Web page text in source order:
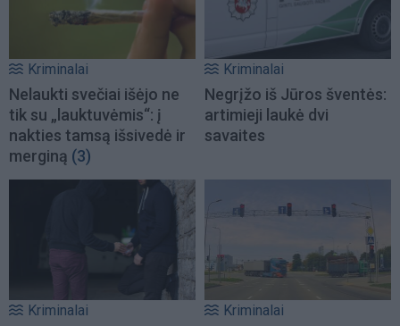
Kriminalai
Nelaukti svečiai išėjo ne
tik su „lauktuvėmis“: į
nakties tamsą išsivedė ir
merginą (3)
Kriminalai
Negrįžo iš Jūros šventės:
artimieji laukė dvi
savaites
Kriminalai Kriminalai